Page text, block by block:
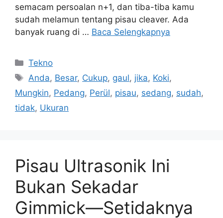
semacam persoalan n+1, dan tiba-tiba kamu
sudah melamun tentang pisau cleaver. Ada
banyak ruang di … Baca Selengkapnya
Kategori
Tekno
Tag
Anda, Besar, Cukup, gaul, jika, Koki,
Mungkin, Pedang, Perül, pisau, sedang, sudah,
tidak, Ukuran
Pisau Ultrasonik Ini
Bukan Sekadar
Gimmick—Setidaknya